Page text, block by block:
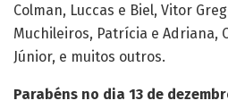
Colman, Luccas e Biel, Vitor
Muchileiros, Patrícia e Adriana,
Júnior, e muitos outros.
Parabéns no dia 13 de